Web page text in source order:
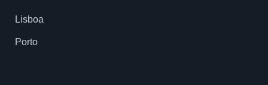
Lisboa
Porto